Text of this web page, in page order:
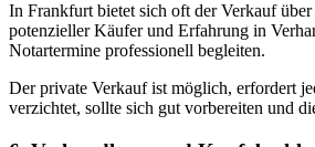
In Frankfurt bietet sich oft der Verkauf
potenzieller Käufer und Erfahrung in
Notartermine professionell begleiten.
Der private Verkauf ist möglich, erfordert
verzichtet, sollte sich gut vorbereiten und